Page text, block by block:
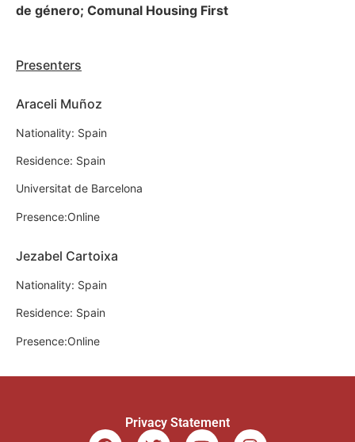
de género; Comunal Housing First
Presenters
Araceli Muñoz
Nationality: Spain
Residence: Spain
Universitat de Barcelona
Presence:Online
Jezabel Cartoixa
Nationality: Spain
Residence: Spain
Presence:Online
Privacy Statement